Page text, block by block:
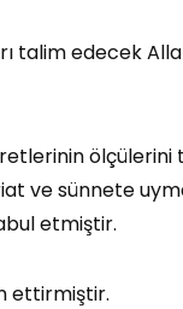
talim edecek
ve sünnete
etmiştir.
ettirmiştir.